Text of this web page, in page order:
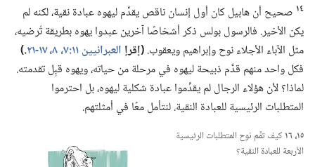
١٤ صحيح أن هابيل كان أول إنسان ناقص يقدِّم ليهوه عبادة نقية،‏ لكنه لم
يكن الأخير.‏ فالرسول بولس ذكر أشخاصًا آخرين عبدوا يهوه بطريقة تُرضيه،‏
مثل الآباء الأجلاء نوح وإبراهيم ويعقوب.‏‏(‏إقرإ العبرانيين ١١:‏٧،‏ ٨،‏ ١٧-‏٢١
‏.‏)‏
فكل واحد منهم قدَّم ذبيحة ليهوه في مرحلة من حياته،‏ ويهوه قبِل تقدمته.‏
لماذا؟‏ لأن هؤلاء الرجال لم يقدِّموا عبادة شكلية ليهوه،‏ بل احترموا
المتطلبات الرئيسية للعبادة النقية.‏ لنتأمل معًا في أمثلتهم.‏
١٥،‏ ١٦
كيف تمَّم نوح المتطلبات الرئيسية
الأربعة للعبادة النقية؟‏